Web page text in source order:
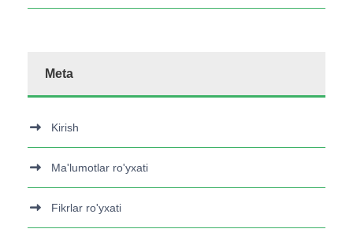
Meta
Kirish
Ma'lumotlar ro'yxati
Fikrlar ro'yxati